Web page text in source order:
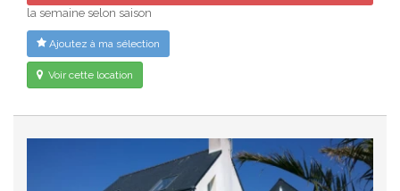
la semaine selon saison
Ajoutez à ma sélection
Voir cette location